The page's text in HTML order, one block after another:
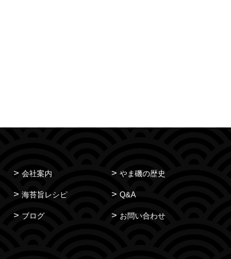
会社案内 やま磯の歴史
海苔旨レシピ Q&A
ブログ お問い合わせ